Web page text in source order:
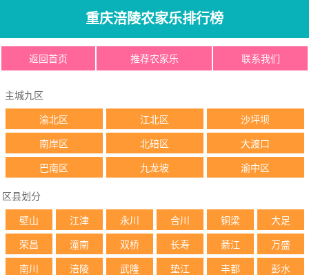
重庆涪陵农家乐排行榜
返回首页 推荐农家乐 联系我们
主城九区
渝北区 江北区 沙坪坝
南岸区 北碚区 大渡口
巴南区 九龙坡 渝中区
区县划分
壁山 江津 永川 合川 铜梁 大足
荣昌 潼南 双桥 长寿 綦江 万盛
南川 涪陵 武隆 垫江 丰都 彭水